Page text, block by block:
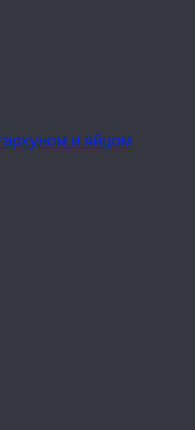
и яйцом